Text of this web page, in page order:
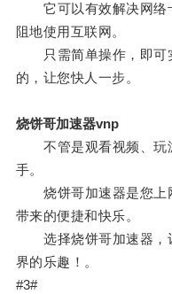
它可以有效解决网络
阻地使用互联网。
只需简单操作，即可
的，让您快人一步。
烧饼哥加速器vnp
不管是观看视频、玩
手。
烧饼哥加速器是您上
带来的便捷和快乐。
选择烧饼哥加速器，
界的乐趣！。
#3#